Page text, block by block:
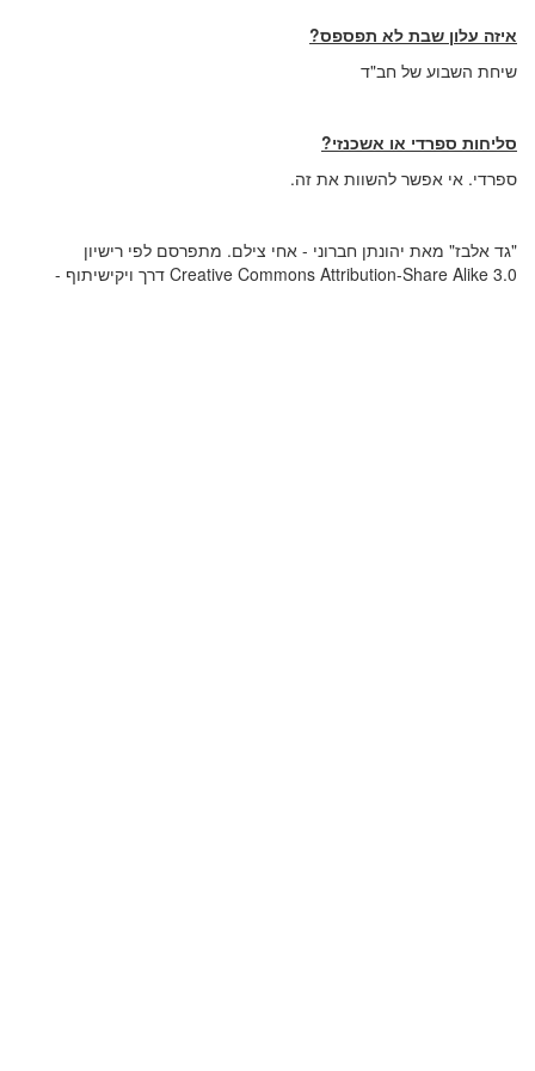
איזה עלון שבת לא תפספס?
שיחת השבוע של חב"ד
סליחות ספרדי או אשכנזי?
ספרדי. אי אפשר להשוות את זה.
"גד אלבז" מאת יהונתן חברוני - אחי צילם. מתפרסם לפי רישיון
Creative Commons Attribution-Share Alike 3.0 דרך ויקישיתוף -